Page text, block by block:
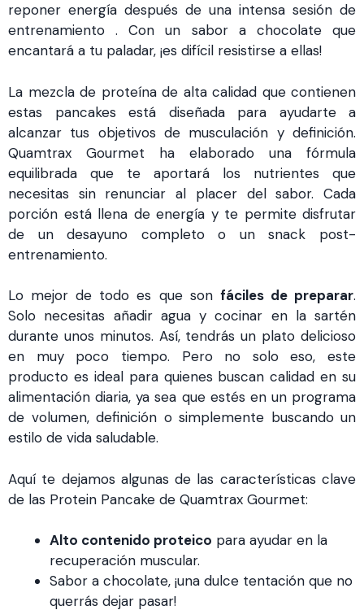
reponer energía después de una intensa sesión de
entrenamiento . Con un sabor a chocolate que
encantará a tu paladar, ¡es difícil resistirse a ellas!
La mezcla de proteína de alta calidad que contienen
estas pancakes está diseñada para ayudarte a
alcanzar tus objetivos de musculación y definición.
Quamtrax Gourmet ha elaborado una fórmula
equilibrada que te aportará los nutrientes que
necesitas sin renunciar al placer del sabor. Cada
porción está llena de energía y te permite disfrutar
de un desayuno completo o un snack post-
entrenamiento.
Lo mejor de todo es que son fáciles de preparar.
Solo necesitas añadir agua y cocinar en la sartén
durante unos minutos. Así, tendrás un plato delicioso
en muy poco tiempo. Pero no solo eso, este
producto es ideal para quienes buscan calidad en su
alimentación diaria, ya sea que estés en un programa
de volumen, definición o simplemente buscando un
estilo de vida saludable.
Aquí te dejamos algunas de las características clave
de las Protein Pancake de Quamtrax Gourmet:
Alto contenido proteico para ayudar en la
recuperación muscular.
Sabor a chocolate, ¡una dulce tentación que no
querrás dejar pasar!